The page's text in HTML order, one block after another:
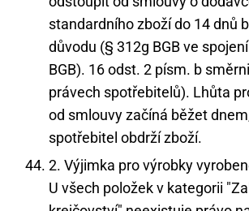
standardního zboží do 14 dnů
důvodu (§ 312g BGB ve
BGB). 16 odst. 2 písm. b
právech spotřebitelů). Lhůta
od smlouvy začíná běžet
spotřebitel obdrží zboží.
2. Výjimka pro výrobky
U všech položek v kategorii